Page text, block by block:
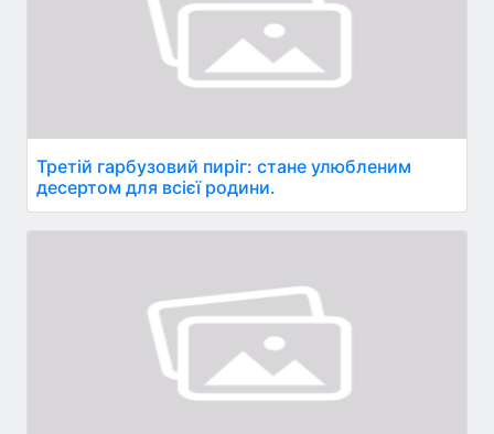
Третій гарбузовий пиріг: стане улюбленим
десертом для всієї родини.